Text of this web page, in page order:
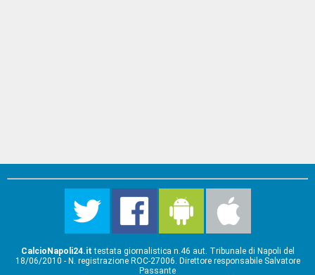
CalcioNapoli24.it testata giornalistica n.46 aut. Tribunale di Napoli del
18/06/2010 - N. registrazione ROC-27006. Direttore responsabile Salvatore
Passante